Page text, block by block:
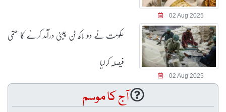
02 Aug 2025
02 Aug 2025
حکومت نے دو لاکھ ٹن چینی درآمد کرنے کا حتمی
فیصلہ کرلیا
آج کا موسم